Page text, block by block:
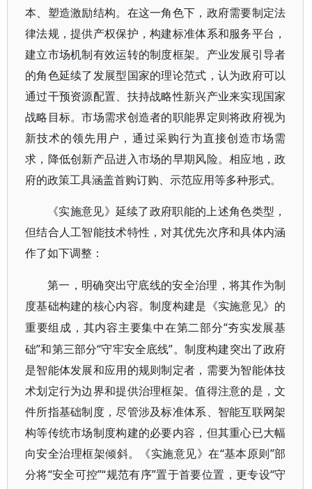
本、塑造激励结构。在这一角色下，政府需要制定法
律法规，提供产权保护，构建标准体系和服务平台，
建立市场机制有效运转的制度框架。产业发展引导者
的角色延续了发展型国家的理论范式，认为政府可以
通过干预资源配置、扶持战略性新兴产业来实现国家
战略目标。市场需求创造者的职能界定则将政府视为
新技术的领先用户，通过采购行为直接创造市场需
求，降低创新产品进入市场的早期风险。相应地，政
府的政策工具涵盖首购订购、示范应用等多种形式。
《实施意见》延续了政府职能的上述角色类型，
但结合人工智能技术特性，对其优先次序和具体内涵
作了如下调整：
第一，明确突出守底线的安全治理，将其作为制
度基础构建的核心内容。制度构建是《实施意见》的
重要组成，其内容主要集中在第二部分“夯实发展基
础”和第三部分“守牢安全底线”。制度构建突出了政府
是智能体发展和应用的规则制定者，需要为智能体技
术划定行为边界和提供治理框架。值得注意的是，文
件所指基础制度，尽管涉及标准体系、智能互联网架
构等传统市场制度构建的必要内容，但其重心已大幅
向安全治理框架倾斜。《实施意见》在“基本原则”部
分将“安全可控”“规范有序”置于首要位置，更专设“守